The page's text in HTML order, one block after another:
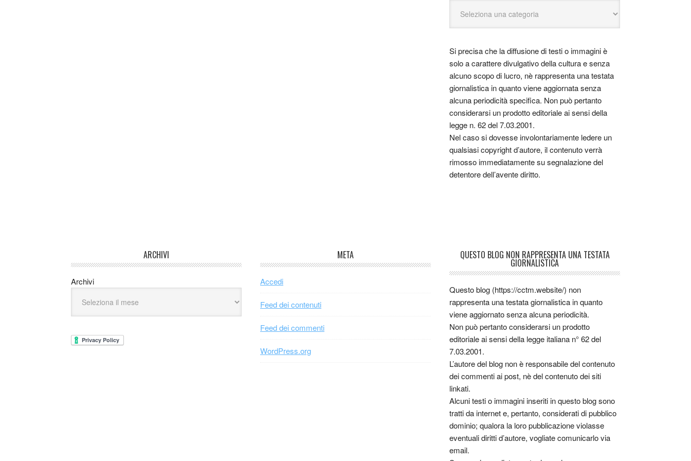
Si precisa che la diffusione di testi o immagini è
solo a carattere divulgativo della cultura e senza
alcuno scopo di lucro, nè rappresenta una testata
giornalistica in quanto viene aggiornata senza
alcuna periodicità specifica. Non può pertanto
considerarsi un prodotto editoriale ai sensi della
legge n. 62 del 7.03.2001.
Nel caso si dovesse involontariamente ledere un
qualsiasi copyright d’autore, il contenuto verrà
rimosso immediatamente su segnalazione del
detentore dell’avente diritto.
ARCHIVI
Archivi
META
Accedi
Feed dei contenuti
Feed dei commenti
WordPress.org
QUESTO BLOG NON RAPPRESENTA UNA TESTATA
GIORNALISTICA
Questo blog (https://cctm.website/) non
rappresenta una testata giornalistica in quanto
viene aggiornato senza alcuna periodicità.
Non può pertanto considerarsi un prodotto
editoriale ai sensi della legge italiana n° 62 del
7.03.2001.
L’autore del blog non è responsabile del contenuto
dei commenti ai post, nè del contenuto dei siti
linkati.
Alcuni testi o immagini inseriti in questo blog sono
tratti da internet e, pertanto, considerati di pubblico
dominio; qualora la loro pubblicazione violasse
eventuali diritti d’autore, vogliate comunicarlo via
email.